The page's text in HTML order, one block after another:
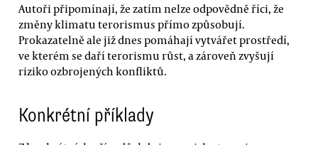
Autoři připomínají, že zatím nelze odpovědně říci, že
změny klimatu terorismus přímo způsobují.
Prokazatelně ale již dnes pomáhají vytvářet prostředí,
ve kterém se daří terorismu růst, a zároveň zvyšují
riziko ozbrojených konfliktů.
Konkrétní příklady